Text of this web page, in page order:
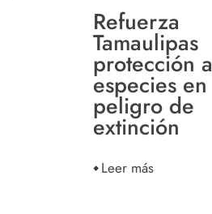
Refuerza
Tamaulipas
protección a
especies en
peligro de
extinción
Leer más